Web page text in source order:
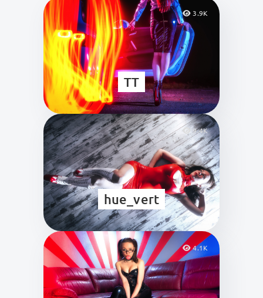
3.9K
TT
9.4K
hue_vert
4.1K